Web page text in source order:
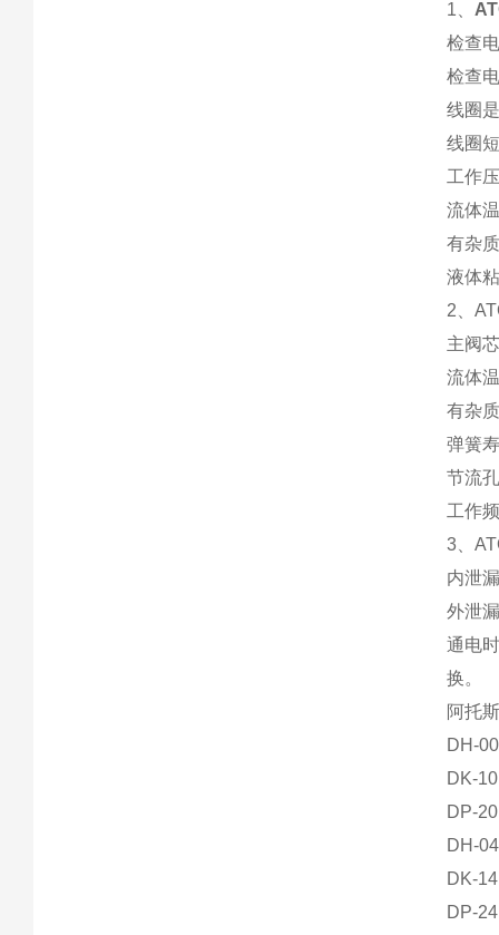
1、
检查
检查
线圈
线圈
工作
流体
有杂
液体
2、
主阀
流体
有杂
弹簧
节流
工作
3、
内泄
外泄
通电
换。
阿托
DH-
DK-
DP-
DH-
DK-
DP-